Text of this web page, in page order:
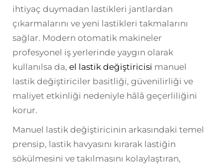
ihtiyaç duymadan lastikleri jantlardan
çıkarmalarını ve yeni lastikleri takmalarını
sağlar. Modern otomatik makineler
profesyonel iş yerlerinde yaygın olarak
kullanılsa da, el lastik değiştiricisi manuel
lastik değiştiriciler basitliği, güvenilirliği ve
maliyet etkinliği nedeniyle hâlâ geçerliliğini
korur.
Manuel lastik değiştiricinin arkasındaki temel
prensip, lastik havyasını kırarak lastiğin
sökülmesini ve takılmasını kolaylaştıran,